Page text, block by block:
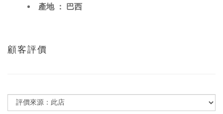
產地 ： 巴西
顧客評價